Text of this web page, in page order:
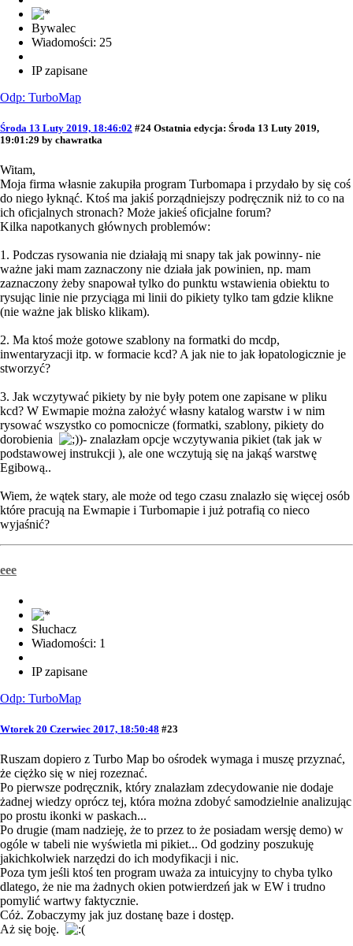
Bywalec
Wiadomości: 25
IP zapisane
Odp: TurboMap
Środa 13 Luty 2019, 18:46:02 #24 Ostatnia edycja: Środa 13 Luty 2019,
19:01:29 by chawratka
Witam,
Moja firma własnie zakupiła program Turbomapa i przydało by się coś
do niego łyknąć. Ktoś ma jakiś porządniejszy podręcznik niż to co na
ich oficjalnych stronach? Może jakieś oficjalne forum?
Kilka napotkanych głównych problemów:
1. Podczas rysowania nie działają mi snapy tak jak powinny- nie
ważne jaki mam zaznaczony nie działa jak powinien, np. mam
zaznaczony żeby snapował tylko do punktu wstawienia obiektu to
rysując linie nie przyciąga mi linii do pikiety tylko tam gdzie klikne
(nie ważne jak blisko klikam).
2. Ma ktoś może gotowe szablony na formatki do mcdp,
inwentaryzacji itp. w formacie kcd? A jak nie to jak łopatologicznie je
stworzyć?
3. Jak wczytywać pikiety by nie były potem one zapisane w pliku
kcd? W Ewmapie można założyć własny katalog warstw i w nim
rysować wszystko co pomocnicze (formatki, szablony, pikiety do
dorobienia
)- znalazłam opcje wczytywania pikiet (tak jak w
podstawowej instrukcji ), ale one wczytują się na jakąś warstwę
Egibową..
Wiem, że wątek stary, ale może od tego czasu znalazło się więcej osób
które pracują na Ewmapie i Turbomapie i już potrafią co nieco
wyjaśnić?
eee
Słuchacz
Wiadomości: 1
IP zapisane
Odp: TurboMap
Wtorek 20 Czerwiec 2017, 18:50:48 #23
Ruszam dopiero z Turbo Map bo ośrodek wymaga i muszę przyznać,
że ciężko się w niej rozeznać.
Po pierwsze podręcznik, który znalazłam zdecydowanie nie dodaje
żadnej wiedzy oprócz tej, która można zdobyć samodzielnie analizując
po prostu ikonki w paskach...
Po drugie (mam nadzieję, że to przez to że posiadam wersję demo) w
ogóle w tabeli nie wyświetla mi pikiet... Od godziny poszukuję
jakichkolwiek narzędzi do ich modyfikacji i nic.
Poza tym jeśli ktoś ten program uważa za intuicyjny to chyba tylko
dlatego, że nie ma żadnych okien potwierdzeń jak w EW i trudno
pomylić wartwy faktycznie.
Cóż. Zobaczymy jak juz dostanę baze i dostęp.
Aż się boję.